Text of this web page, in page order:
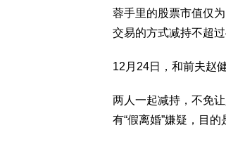
蓉手里的股票市值仅
交易的方式减持不超
12月24日，和前夫赵
两人一起减持，不免
有“假离婚”嫌疑，目